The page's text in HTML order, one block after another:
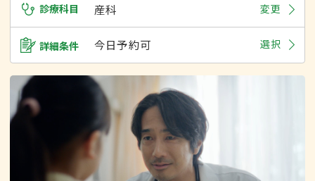
診療科目 産科 変更
詳細条件 今日予約可 選択